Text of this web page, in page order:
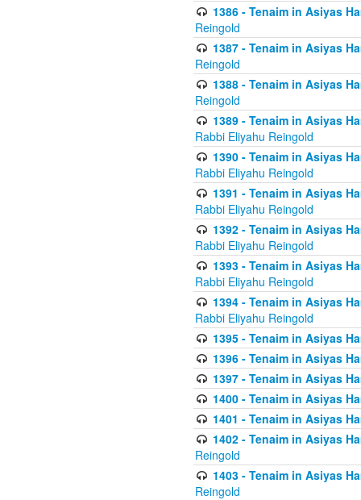
1386 - Tenaim in Asiyas
Reingold
1387 - Tenaim in Asiyas
Reingold
1388 - Tenaim in Asiyas
Reingold
1389 - Tenaim in Asiyas
Rabbi Eliyahu Reingold
1390 - Tenaim in Asiyas
Rabbi Eliyahu Reingold
1391 - Tenaim in Asiyas
Rabbi Eliyahu Reingold
1392 - Tenaim in Asiyas
Rabbi Eliyahu Reingold
1393 - Tenaim in Asiyas
Rabbi Eliyahu Reingold
1394 - Tenaim in Asiyas
Rabbi Eliyahu Reingold
1395 - Tenaim in Asiyas
1396 - Tenaim in Asiyas
1397 - Tenaim in Asiyas
1400 - Tenaim in Asiyas
1401 - Tenaim in Asiyas
1402 - Tenaim in Asiyas
Reingold
1403 - Tenaim in Asiyas
Reingold